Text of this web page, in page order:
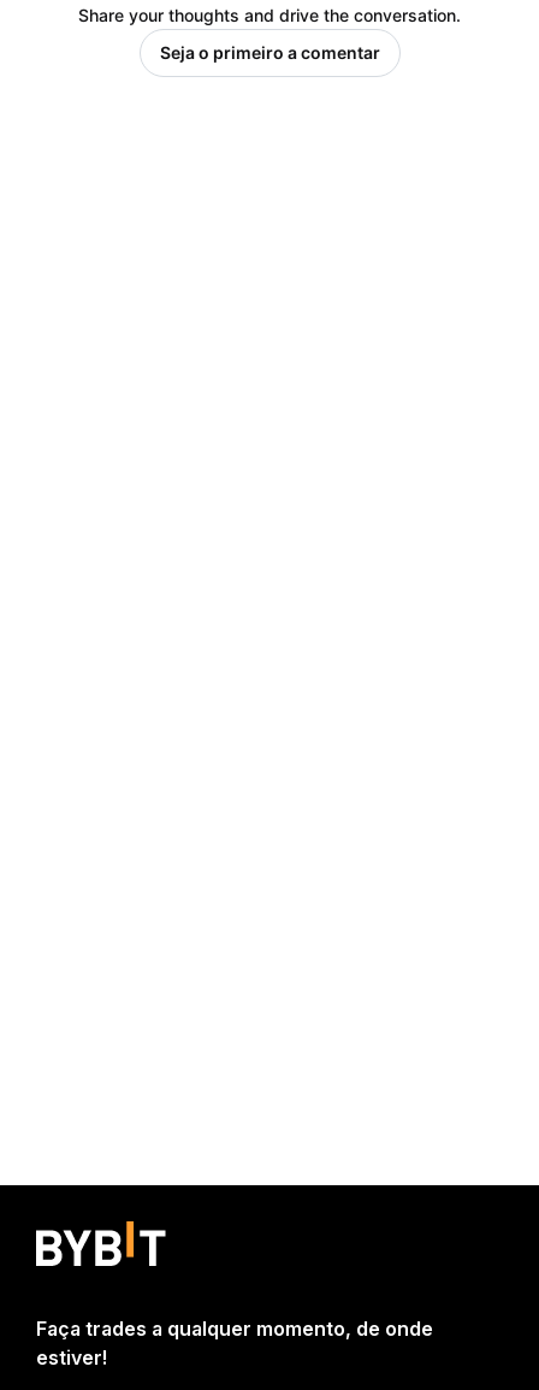
Share your thoughts and drive the conversation.
Seja o primeiro a comentar
Faça trades a qualquer momento, de onde
estiver!